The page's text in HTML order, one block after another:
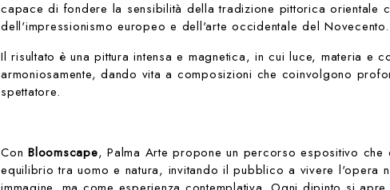
capace di fondere la sensibilità della tradizione pittorica orientale
dell'impressionismo europeo e dell'arte occidentale del Novecento.
Il risultato è una pittura intensa e magnetica, in cui luce, materia e
armoniosamente, dando vita a composizioni che coinvolgono
spettatore.
Con Bloomscape, Palma Arte propone un percorso espositivo
equilibrio tra uomo e natura, invitando il pubblico a vivere l'opera